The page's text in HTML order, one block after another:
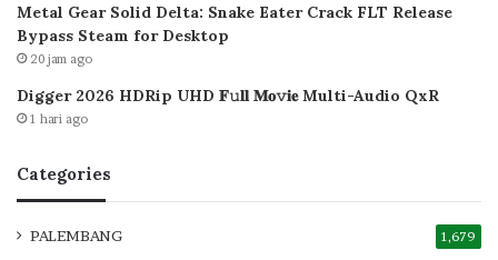
Metal Gear Solid Delta: Snake Eater Crack FLT Release
Bypass Steam for Desktop
20 jam ago
Digger 2026 HDRip UHD 𝐅𝚞𝐥𝐥 𝐌𝐨𝚟𝐢𝐞 Multi-Audio QxR
1 hari ago
Categories
PALEMBANG 1,679